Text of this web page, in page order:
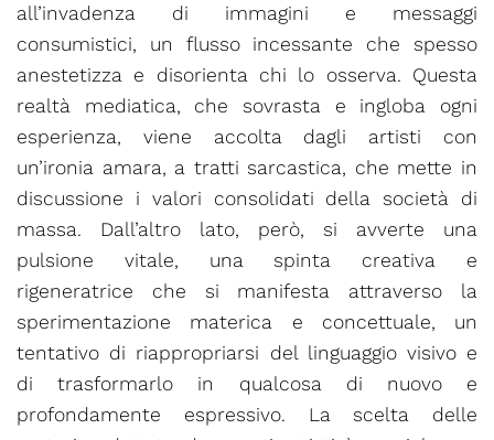
all’invadenza di immagini e messaggi
consumistici, un flusso incessante che spesso
anestetizza e disorienta chi lo osserva. Questa
realtà mediatica, che sovrasta e ingloba ogni
esperienza, viene accolta dagli artisti con
un’ironia amara, a tratti sarcastica, che mette in
discussione i valori consolidati della società di
massa. Dall’altro lato, però, si avverte una
pulsione vitale, una spinta creativa e
rigeneratrice che si manifesta attraverso la
sperimentazione materica e concettuale, un
tentativo di riappropriarsi del linguaggio visivo e
di trasformarlo in qualcosa di nuovo e
profondamente espressivo. La scelta delle